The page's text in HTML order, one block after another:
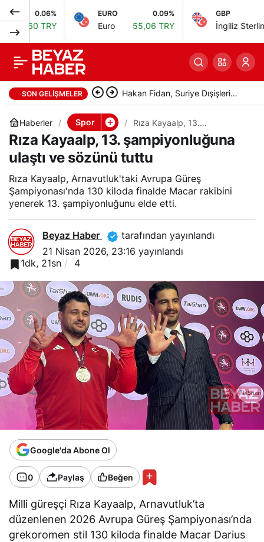
EURO 0.09%
55,06 TRY
GBP
İngiliz Sterlini 64,21
SON GELIŞMELER Hakan Fidan, Suriye Dışişleri
Haberler Spor
Rıza Kayaalp, 13.
şampiyonluğuna ulaştı ve
sözünü tuttu
Rıza Kayaalp, 13. şampiyonluğuna
ulaştı ve sözünü tuttu
Rıza Kayaalp, Arnavutluk'taki Avrupa Güreş
Şampiyonası'nda 130 kiloda finalde Macar rakibini
yenerek 13. şampiyonluğunu elde etti.
Beyaz Haber
tarafından yayınlandı
21 Nisan 2026, 23:16 yayınlandı
1dk, 21sn
4
Google'da Abone Ol
0 Paylaş Beğen
Milli güreşçi Rıza Kayaalp, Arnavutluk’ta
düzenlenen 2026 Avrupa Güreş Şampiyonası’nda
grekoromen stil 130 kiloda finalde Macar Darius
Hidayet Türkoğlu, Ay-
yıldızlı formayı gururla
taşıyan sporcular
adına onuru kabul etti
0 Paylaş